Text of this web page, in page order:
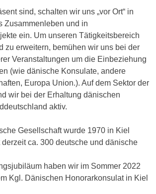
sind, schalten wir uns „vor Ort“ in
Zusammenleben und in
ein. Um unseren Tätigkeitsbereich
zu erweitern, bemühen wir uns bei der
Veranstaltungen um die Einbeziehung
(wie dänische Konsulate, andere
Europa Union.). Auf dem Sektor der
wir bei der Erhaltung dänischen
aktiv.
Gesellschaft wurde 1970 in Kiel
ca. 300 deutsche und dänische
haben wir im Sommer 2022
Kgl. Dänischen Honorarkonsulat in Kiel